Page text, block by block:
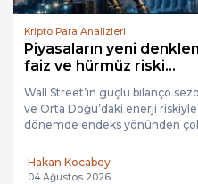
Kripto Para Analizleri
Piyasaların yeni
faiz ve hürmüz riski...
Wall Street’in güçlü bilanço
ve Orta Doğu’daki enerji riskiyle
dönemde endeks yönünden
Hakan Kocabey
04 Ağustos 2026